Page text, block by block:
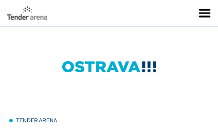
fiber_manual_record TENDER ARENA